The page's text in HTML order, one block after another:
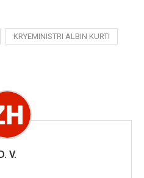
KRYEMINISTRI ALBIN KURTI
D. V.